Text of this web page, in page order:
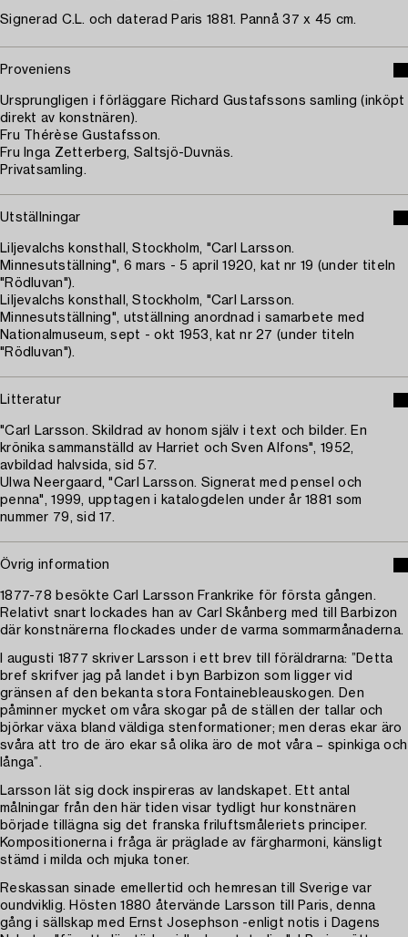
Signerad C.L. och daterad Paris 1881. Pannå 37 x 45 cm.
Proveniens
Ursprungligen i förläggare Richard Gustafssons samling (inköpt
direkt av konstnären).
Fru Thérèse Gustafsson.
Fru Inga Zetterberg, Saltsjö-Duvnäs.
Privatsamling.
Utställningar
Liljevalchs konsthall, Stockholm, "Carl Larsson.
Minnesutställning", 6 mars - 5 april 1920, kat nr 19 (under titeln
"Rödluvan").
Liljevalchs konsthall, Stockholm, "Carl Larsson.
Minnesutställning", utställning anordnad i samarbete med
Nationalmuseum, sept - okt 1953, kat nr 27 (under titeln
"Rödluvan").
Litteratur
"Carl Larsson. Skildrad av honom själv i text och bilder. En
krönika sammanställd av Harriet och Sven Alfons", 1952,
avbildad halvsida, sid 57.
Ulwa Neergaard, "Carl Larsson. Signerat med pensel och
penna", 1999, upptagen i katalogdelen under år 1881 som
nummer 79, sid 17.
Övrig information
1877-78 besökte Carl Larsson Frankrike för första gången.
Relativt snart lockades han av Carl Skånberg med till Barbizon
där konstnärerna flockades under de varma sommarmånaderna.
I augusti 1877 skriver Larsson i ett brev till föräldrarna: ”Detta
bref skrifver jag på landet i byn Barbizon som ligger vid
gränsen af den bekanta stora Fontainebleauskogen. Den
påminner mycket om våra skogar på de ställen der tallar och
björkar växa bland väldiga stenformationer; men deras ekar äro
svåra att tro de äro ekar så olika äro de mot våra – spinkiga och
långa”.
Larsson lät sig dock inspireras av landskapet. Ett antal
målningar från den här tiden visar tydligt hur konstnären
började tillägna sig det franska friluftsmåleriets principer.
Kompositionerna i fråga är präglade av färgharmoni, känsligt
stämd i milda och mjuka toner.
Reskassan sinade emellertid och hemresan till Sverige var
oundviklig. Hösten 1880 återvände Larsson till Paris, denna
gång i sällskap med Ernst Josephson -enligt notis i Dagens